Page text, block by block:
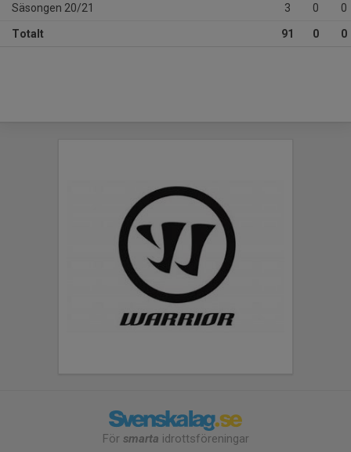
Säsongen 20/21 3 0 0
Totalt 91 0 0
För smarta idrottsföreningar